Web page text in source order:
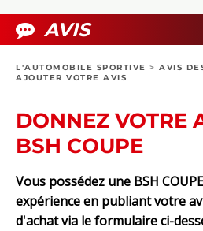
BOUTIQUE
AVIS
L'AUTOMOBILE SPORTIVE > AVIS
AJOUTER VOTRE AVIS
DONNEZ VOTRE
BSH COUPE
Vous possédez une BSH
expérience en publiant votre
d'achat via le formulaire ci-